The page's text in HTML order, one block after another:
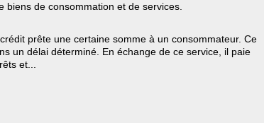
de consommation et de services.
prête une certaine somme à un consommateur. Ce
un délai déterminé. En échange de ce service, il paie
et...